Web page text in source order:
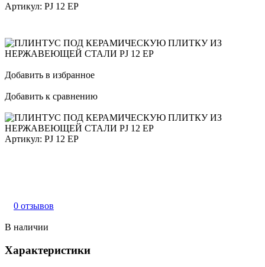
Артикул: PJ 12 EP
Добавить в избранное
Добавить к сравнению
Артикул: PJ 12 EP
0 отзывов
В наличии
Характеристики